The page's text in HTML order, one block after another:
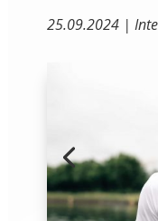
25.09.2024 |